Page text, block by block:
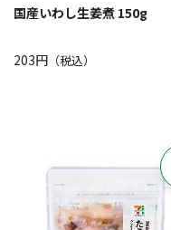
国産いわし生姜煮 150g
203円 （税込）